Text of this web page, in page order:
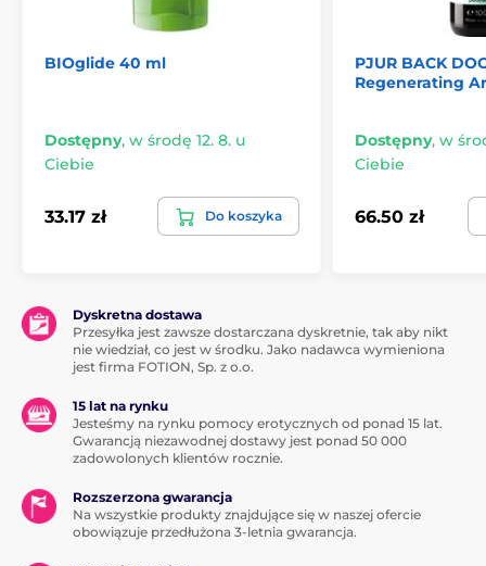
BIOglide 40 ml
Dostępny, w środę 12. 8. u
Ciebie
33.17 zł Do koszyka
PJUR BACK
Regenerating
Dostępny, w
Ciebie
66.50 zł
Dyskretna dostawa
Przesyłka jest zawsze dostarczana dyskretnie, tak aby nikt
nie wiedział, co jest w środku. Jako nadawca wymieniona
jest firma FOTION, Sp. z o.o.
15 lat na rynku
Jesteśmy na rynku pomocy erotycznych od ponad 15 lat.
Gwarancją niezawodnej dostawy jest ponad 50 000
zadowolonych klientów rocznie.
Rozszerzona gwarancja
Na wszystkie produkty znajdujące się w naszej ofercie
obowiązuje przedłużona 3-letnia gwarancja.